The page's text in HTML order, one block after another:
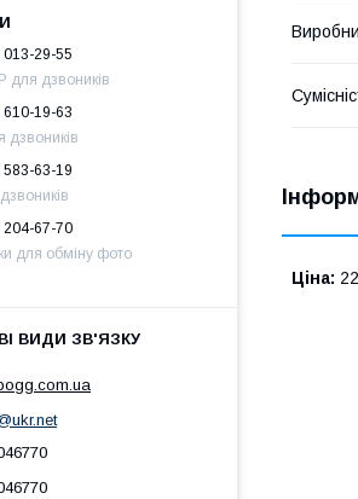
Ціна:
29-55
для дзвоників
19-63
63-19
204-67-70
для обміну фото